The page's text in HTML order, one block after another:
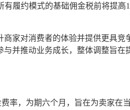
有履约模式的基础佣金税前将提高
家对消费者的体验并提供更具竞
并推动业务成长，整体调整旨在
率，为期六个月，旨在为卖家在